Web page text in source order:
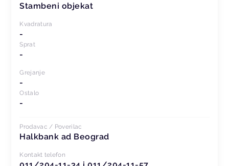
Stambeni objekat
Kvadratura
-
Sprat
-
Grejanje
-
Ostalo
-
Prodavac / Poverilac
Halkbank ad Beograd
Kontakt telefon